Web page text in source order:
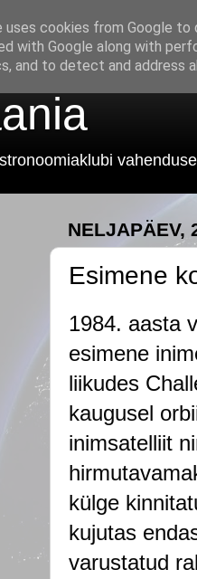
NELJAPÄEV,
Esimene
1984. aasta
esimene
liikudes
kaugusel
inimsatelliit
külge
kujutas
varustatud
uses cookies from Google to
with Google along with
and to detect and address